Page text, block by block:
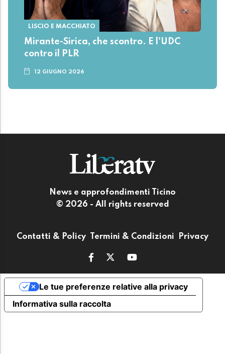
LISCIO E MACCHIATO
Mirante-Sirica, che scontro. E l'UDC
contro il PLR
12 GIUGNO 2026
News e approfondimenti Ticino
© 2026 - All rights reserved
Contatti & Policy Termini & Condizioni Privacy
Informativa sulla raccolta
Le tue preferenze relative alla privacy